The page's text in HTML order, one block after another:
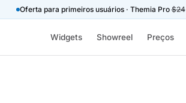
Oferta para primeiros usuários · Themia Pro$24
Widgets Showreel Preços